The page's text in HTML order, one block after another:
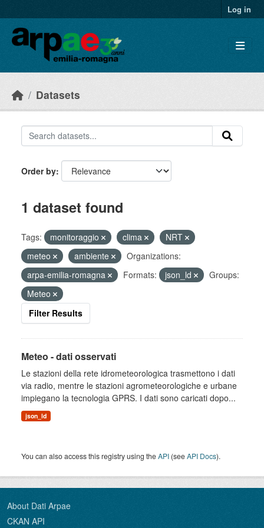
Log in
Datasets
Order by
1 dataset found
Tags: monitoraggio clima
NRT
meteo
ambiente
Organizations:
arpa-emilia-romagna
Formats: json_ld
Groups:
Meteo
Filter Results
Meteo - dati osservati
Le stazioni della rete idrometeorologica trasmettono i dati
via radio, mentre le stazioni agrometeorologiche e urbane
impiegano la tecnologia GPRS. I dati sono caricati dopo...
json_ld
You can also access this registry using theAPI (seeAPI Docs).
About Dati Arpae
CKAN API